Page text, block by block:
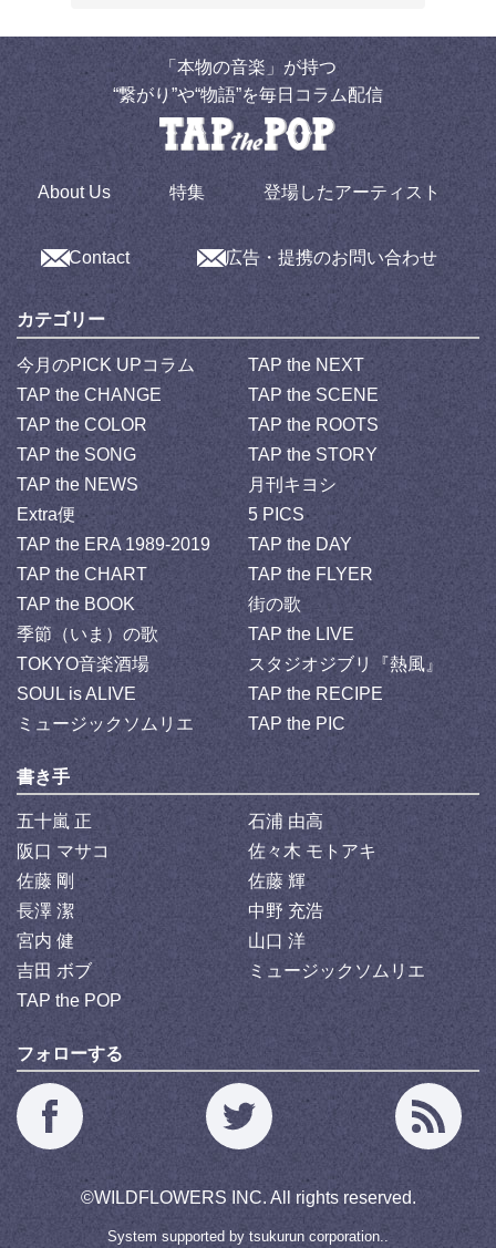
「本物の音楽」が持つ
“繋がり”や“物語”を毎日コラム配信
About Us 特集 登場したアーティスト
Contact 広告・提携のお問い合わせ
カテゴリー
今月のPICK UPコラム
TAP the NEXT
TAP the CHANGE
TAP the SCENE
TAP the COLOR
TAP the ROOTS
TAP the SONG
TAP the STORY
TAP the NEWS
月刊キヨシ
Extra便
5 PICS
TAP the ERA 1989-2019
TAP the DAY
TAP the CHART
TAP the FLYER
TAP the BOOK
街の歌
季節（いま）の歌
TAP the LIVE
TOKYO音楽酒場
スタジオジブリ『熱風』
SOUL is ALIVE
TAP the RECIPE
ミュージックソムリエ
TAP the PIC
書き手
五十嵐 正
石浦 由高
阪口 マサコ
佐々木 モトアキ
佐藤 剛
佐藤 輝
長澤 潔
中野 充浩
宮内 健
山口 洋
吉田 ボブ
ミュージックソムリエ
TAP the POP
フォローする
©WILDFLOWERS INC. All rights reserved.
System supported by tsukurun corporation..